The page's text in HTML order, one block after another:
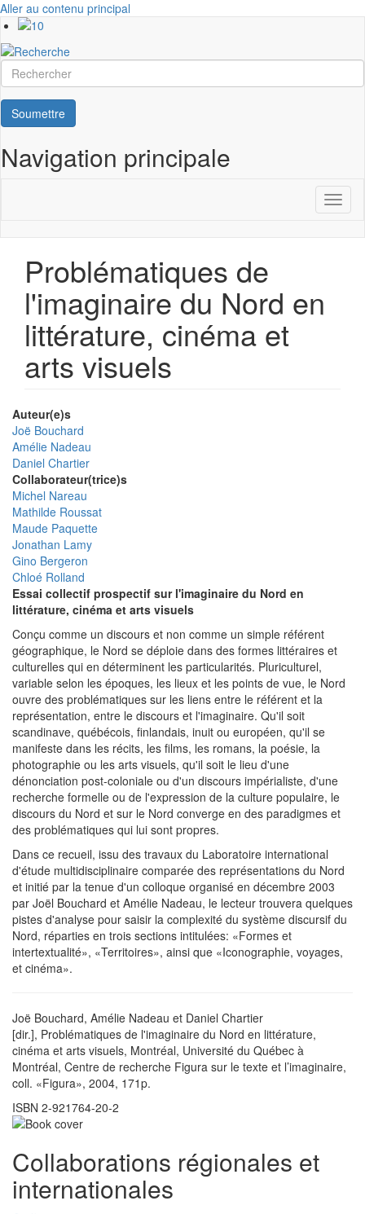
Aller au contenu principal
Rechercher
Soumettre
Navigation principale
Problématiques de
l'imaginaire du Nord en
littérature, cinéma et
arts visuels
Auteur(e)s
Joë Bouchard
Amélie Nadeau
Daniel Chartier
Collaborateur(trice)s
Michel Nareau
Mathilde Roussat
Maude Paquette
Jonathan Lamy
Gino Bergeron
Chloé Rolland
Essai collectif prospectif sur l'imaginaire du Nord en
littérature, cinéma et arts visuels
Conçu comme un discours et non comme un simple référent
géographique, le Nord se déploie dans des formes littéraires et
culturelles qui en déterminent les particularités. Pluriculturel,
variable selon les époques, les lieux et les points de vue, le Nord
ouvre des problématiques sur les liens entre le référent et la
représentation, entre le discours et l'imaginaire. Qu'il soit
scandinave, québécois, finlandais, inuit ou européen, qu'il se
manifeste dans les récits, les films, les romans, la poésie, la
photographie ou les arts visuels, qu'il soit le lieu d'une
dénonciation post-coloniale ou d'un discours impérialiste, d'une
recherche formelle ou de l'expression de la culture populaire, le
discours du Nord et sur le Nord converge en des paradigmes et
des problématiques qui lui sont propres.
Dans ce recueil, issu des travaux du Laboratoire international
d'étude multidisciplinaire comparée des représentations du Nord
et initié par la tenue d'un colloque organisé en décembre 2003
par Joël Bouchard et Amélie Nadeau, le lecteur trouvera quelques
pistes d'analyse pour saisir la complexité du système discursif du
Nord, réparties en trois sections intitulées: «Formes et
intertextualité», «Territoires», ainsi que «Iconographie, voyages,
et cinéma».
Joë Bouchard, Amélie Nadeau et Daniel Chartier
[dir.], Problématiques de l'imaginaire du Nord en littérature,
cinéma et arts visuels, Montréal, Université du Québec à
Montréal, Centre de recherche Figura sur le texte et l’imaginaire,
coll. «Figura», 2004, 171p.
ISBN 2-921764-20-2
Collaborations régionales et
internationales